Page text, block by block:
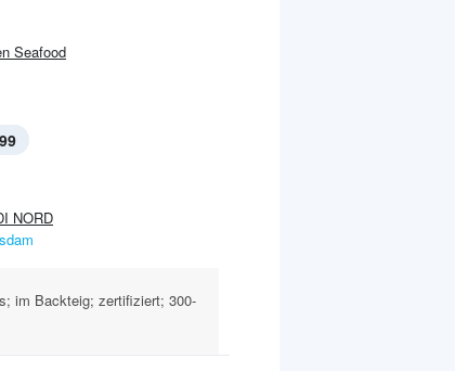
Seafood
NORD
im Backteig; zertifiziert; 300-